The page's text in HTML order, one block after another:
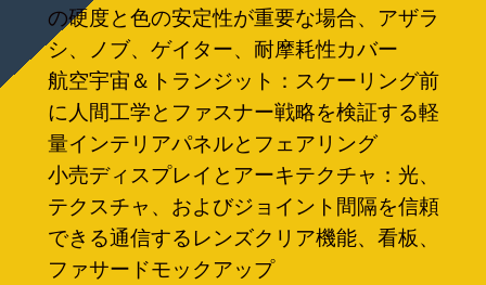
の硬度と色の安定性が重要な場合、アザラ
シ、ノブ、ゲイター、耐摩耗性カバー
航空宇宙＆トランジット：スケーリング前
に人間工学とファスナー戦略を検証する軽
量インテリアパネルとフェアリング
小売ディスプレイとアーキテクチャ：光、
テクスチャ、およびジョイント間隔を信頼
できる通信するレンズクリア機能、看板、
ファサードモックアップ